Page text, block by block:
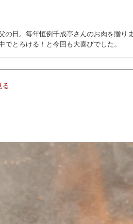
の日。毎年恒例千成亭さんのお肉を贈
でとろける！と今回も大喜びでした。
る